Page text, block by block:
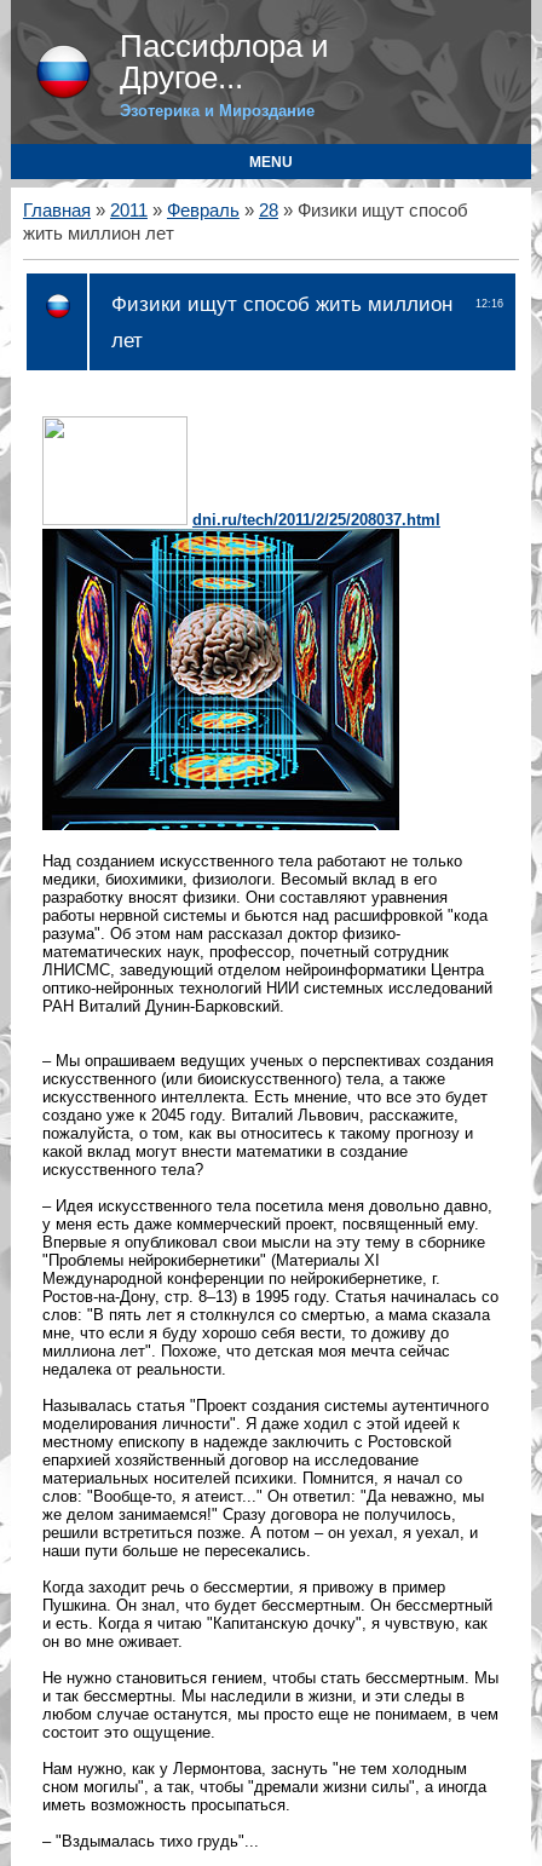
Пассифлора и
Другое...
Эзотерика и Мироздание
MENU
Главная » 2011 » Февраль » 28» Физики ищут способ
жить миллион лет
12:16
Физики ищут способ жить миллион
лет
dni.ru/tech/2011/2/25/208037.html
Над созданием искусственного тела работают не только
медики, биохимики, физиологи. Весомый вклад в его
разработку вносят физики. Они составляют уравнения
работы нервной системы и бьются над расшифровкой "кода
разума". Об этом нам рассказал доктор физико-
математических наук, профессор, почетный сотрудник
ЛНИСМС, заведующий отделом нейроинформатики Центра
оптико-нейронных технологий НИИ системных исследований
РАН Виталий Дунин-Барковский.
– Мы опрашиваем ведущих ученых о перспективах создания
искусственного (или биоискусственного) тела, а также
искусственного интеллекта. Есть мнение, что все это будет
создано уже к 2045 году. Виталий Львович, расскажите,
пожалуйста, о том, как вы относитесь к такому прогнозу и
какой вклад могут внести математики в создание
искусственного тела?
– Идея искусственного тела посетила меня довольно давно,
у меня есть даже коммерческий проект, посвященный ему.
Впервые я опубликовал свои мысли на эту тему в сборнике
"Проблемы нейрокибернетики" (Материалы XI
Международной конференции по нейрокибернетике, г.
Ростов-на-Дону, стр. 8–13) в 1995 году. Статья начиналась со
слов: "В пять лет я столкнулся со смертью, а мама сказала
мне, что если я буду хорошо себя вести, то доживу до
миллиона лет". Похоже, что детская моя мечта сейчас
недалека от реальности.
Называлась статья "Проект создания системы аутентичного
моделирования личности". Я даже ходил с этой идеей к
местному епископу в надежде заключить с Ростовской
епархией хозяйственный договор на исследование
материальных носителей психики. Помнится, я начал со
слов: "Вообще-то, я атеист..." Он ответил: "Да неважно, мы
же делом занимаемся!" Сразу договора не получилось,
решили встретиться позже. А потом – он уехал, я уехал, и
наши пути больше не пересекались.
Когда заходит речь о бессмертии, я привожу в пример
Пушкина. Он знал, что будет бессмертным. Он бессмертный
и есть. Когда я читаю "Капитанскую дочку", я чувствую, как
он во мне оживает.
Не нужно становиться гением, чтобы стать бессмертным. Мы
и так бессмертны. Мы наследили в жизни, и эти следы в
любом случае останутся, мы просто еще не понимаем, в чем
состоит это ощущение.
Нам нужно, как у Лермонтова, заснуть "не тем холодным
сном могилы", а так, чтобы "дремали жизни силы", а иногда
иметь возможность просыпаться.
– "Вздымалась тихо грудь"...